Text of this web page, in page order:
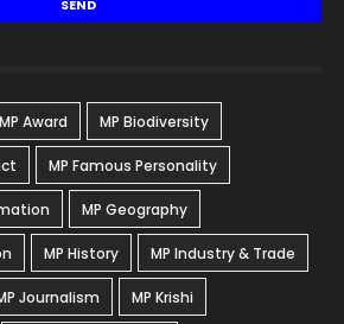
MP Award MP Biodiversity
MP Famous Personality
MP Geography
MP History MP Industry & Trade
Journalism MP Krishi